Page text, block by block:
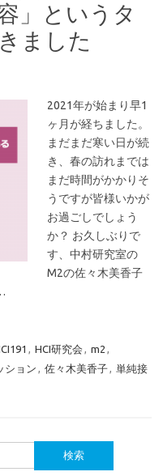
」というタ
ました
2021年が始まり早1
ヶ月が経ちました。
まだまだ寒い日が続
き、春の訪れまでは
まだ時間がかかりそ
うですが皆様いかが
お過ごしでしょう
か？ お久しぶりで
す、中村研究室の
M2の佐々木美香子
, HCI研究会 , m2 ,
ション , 佐々木美香子, 単純接